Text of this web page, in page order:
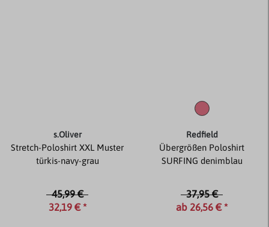
s.Oliver
Stretch-Poloshirt XXL Muster
türkis-navy-grau
45,99 €
32,19 € *
Redfield
Übergrößen Poloshirt
SURFING denimblau
37,95 €
ab 26,56 € *